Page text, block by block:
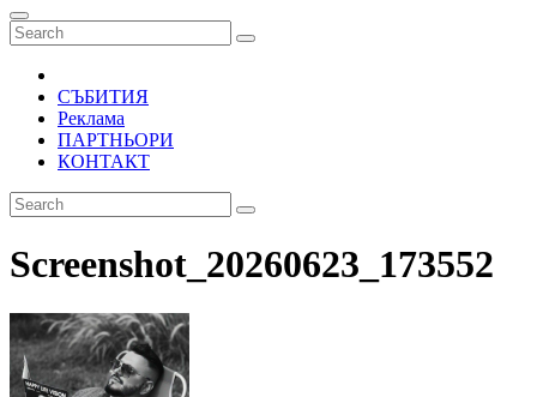
СЪБИТИЯ
Реклама
ПАРТНЬОРИ
КОНТАКТ
Screenshot_20260623_173552